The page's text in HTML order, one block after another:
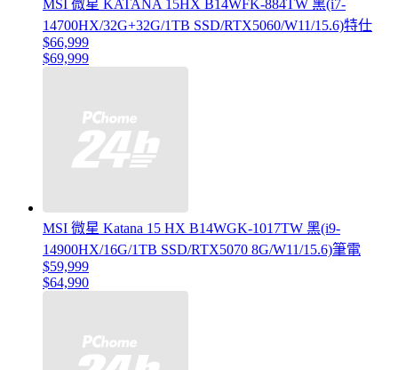
MSI 微星 KATANA 15HX B14WFK-884TW 黑(i7-
14700HX/32G+32G/1TB SSD/RTX5060/W11/15.6)特仕
$66,999
$69,999
MSI 微星 Katana 15 HX B14WGK-1017TW 黑(i9-
14900HX/16G/1TB SSD/RTX5070 8G/W11/15.6)筆電
$59,999
$64,990